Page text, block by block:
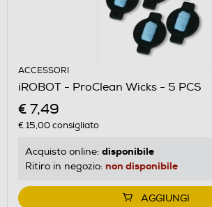
ACCESSORI
iROBOT - ProClean Wicks - 5 PCS
€ 7,49
€ 15,00consigliato
Acquisto online: disponibile
Ritiro in negozio: non disponibile
AGGIUNGI